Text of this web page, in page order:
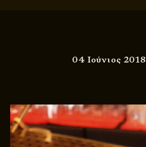
04 Ιούνιος 2018